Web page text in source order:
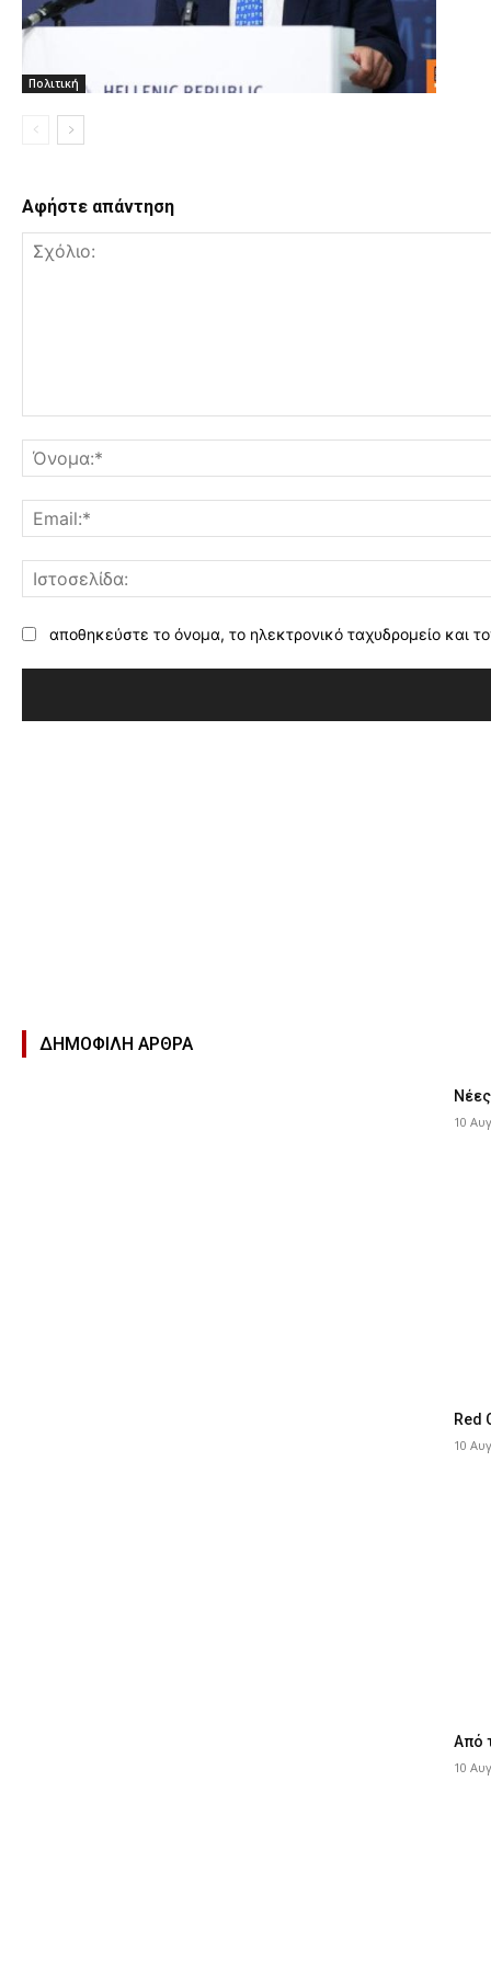
Πολιτική
Αφήστε απάντηση
αποθηκεύστε το όνομα, το ηλεκτρονικό ταχυδρομείο και
ΔΗΜΟΦΙΛΉ ΑΡΘΡΑ
10
Red
10
Από
10